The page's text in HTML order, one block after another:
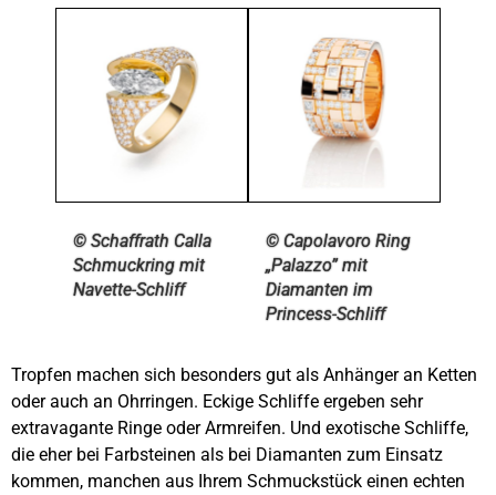
© Schaffrath Calla
Schmuckring mit
Navette-Schliff
© Capolavoro Ring
„Palazzo” mit
Diamanten im
Princess-Schliff
Tropfen machen sich besonders gut als Anhänger an Ketten
oder auch an Ohrringen. Eckige Schliffe ergeben sehr
extravagante Ringe oder Armreifen. Und exotische Schliffe,
die eher bei Farbsteinen als bei Diamanten zum Einsatz
kommen, manchen aus Ihrem Schmuckstück einen echten